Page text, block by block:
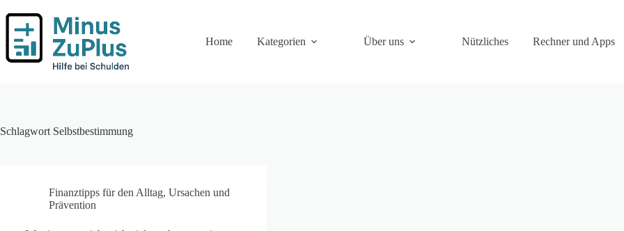
Inhalt
springen
Home
Kategorien Über uns Nützliches Rechner und Apps
Schlagwort Selbstbestimmung
Finanztipps für den Alltag, Ursachen und
Prävention